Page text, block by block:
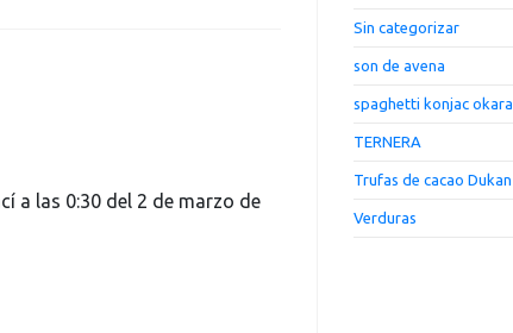
a las 0:30 del 2 de marzo de
Sin categorizar
son de avena
spaghetti konjac okara
TERNERA
Trufas de cacao Dukan
Verduras